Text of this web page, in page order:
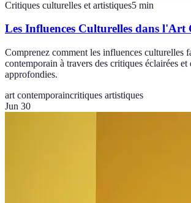
Critiques culturelles et artistiques5 min
Les Influences Culturelles dans l'Art
Comprenez comment les influences culturelles
contemporain à travers des critiques éclairées et
approfondies.
art contemporaincritiques artistiques
Jun 30